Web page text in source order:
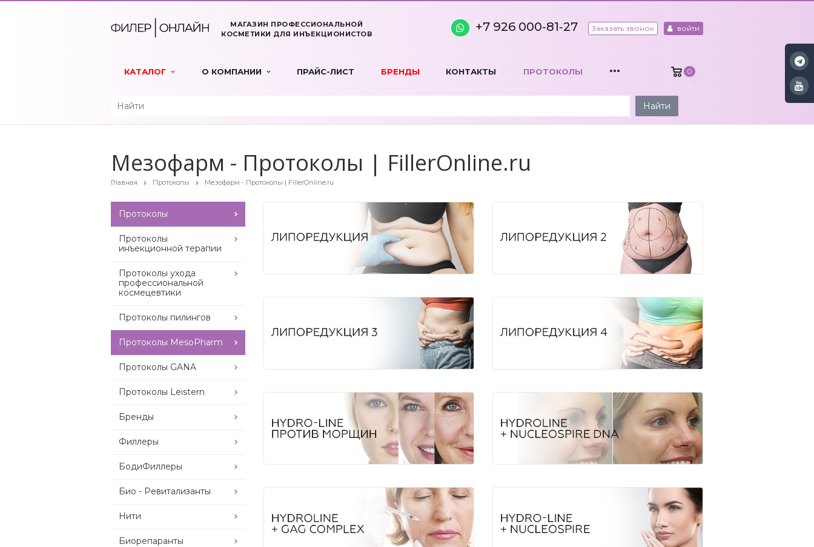
МАГАЗИН ПРОФЕССИОНАЛЬНОЙ
КОСМЕТИКИ ДЛЯ ИНЪЕКЦИОНИСТОВ
войти
Заказать звонок
+7 926 000‑81‑27
КАТАЛОГ О КОМПАНИИ ПРАЙС-ЛИСТ БРЕНДЫ КОНТАКТЫ ПРОТОКОЛЫ ... 0
Найти
Мезофарм - Протоколы | FillerOnline.ru
Главная Протоколы Мезофарм - Протоколы | FillerOnline.ru
Протоколы
Протоколы
инъекционной терапии
Протоколы ухода
профессиональной
космецевтики
Протоколы пилингов
Протоколы MesoPharm
Протоколы GANA
Протоколы Leistern
Бренды
Филлеры
БодиФиллеры
Био - Ревитализанты
Нити
Биорепаранты